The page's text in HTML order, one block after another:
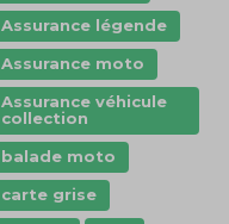
Assurance légende
Assurance moto
Assurance véhicule
collection
balade moto
carte grise